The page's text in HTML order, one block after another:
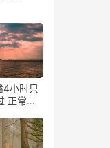
4小时只
正常